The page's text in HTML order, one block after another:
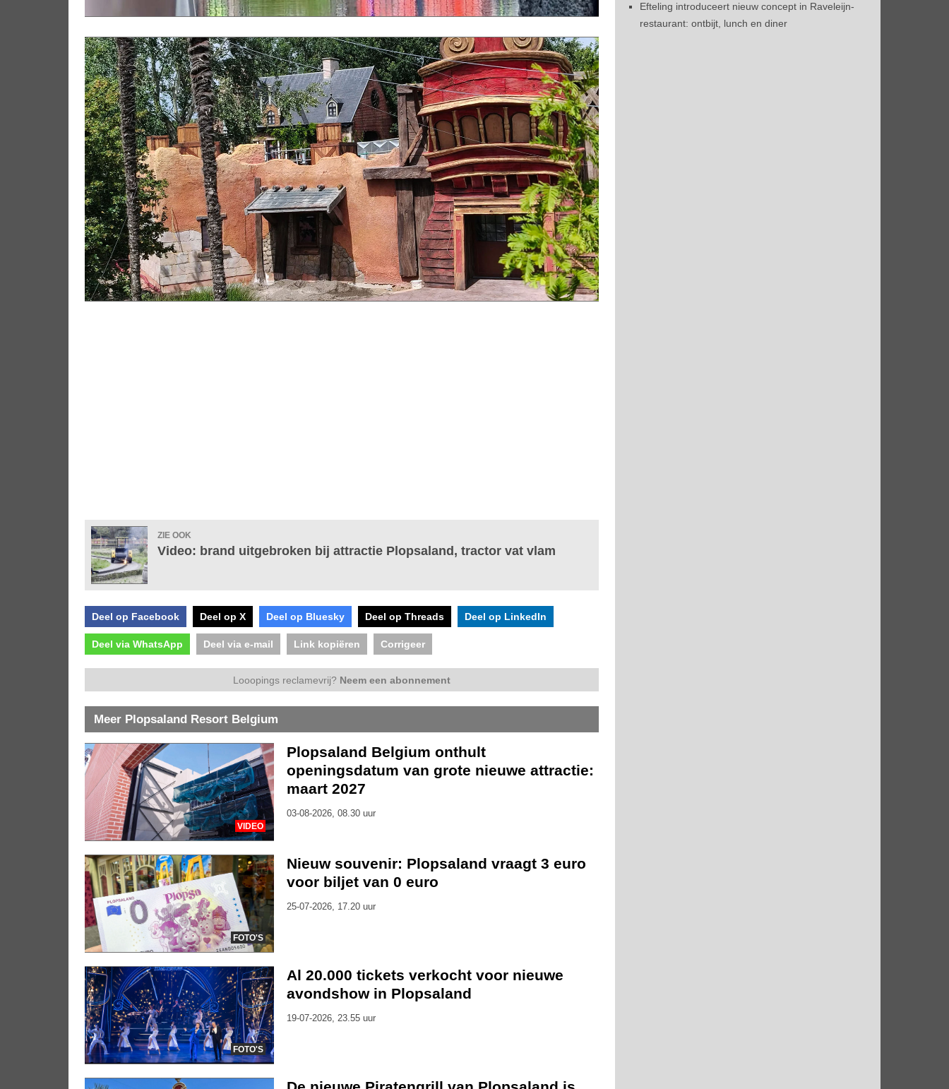
ZIE OOK
Video: brand uitgebroken bij attractie Plopsaland, tractor vat vlam
Deel op Facebook Deel op X Deel op Bluesky Deel op Threads Deel op LinkedIn
Deel via WhatsApp Deel via e-mail Link kopiëren Corrigeer
Looopings reclamevrij? Neem een abonnement
Meer Plopsaland Resort Belgium
VIDEO
Plopsaland Belgium onthult
openingsdatum van grote nieuwe attractie:
maart 2027
03-08-2026, 08.30 uur
FOTO'S
Nieuw souvenir: Plopsaland vraagt 3 euro
voor biljet van 0 euro
25-07-2026, 17.20 uur
FOTO'S
Al 20.000 tickets verkocht voor nieuwe
avondshow in Plopsaland
19-07-2026, 23.55 uur
Efteling introduceert nieuw concept in Raveleijn-
restaurant: ontbijt, lunch en diner